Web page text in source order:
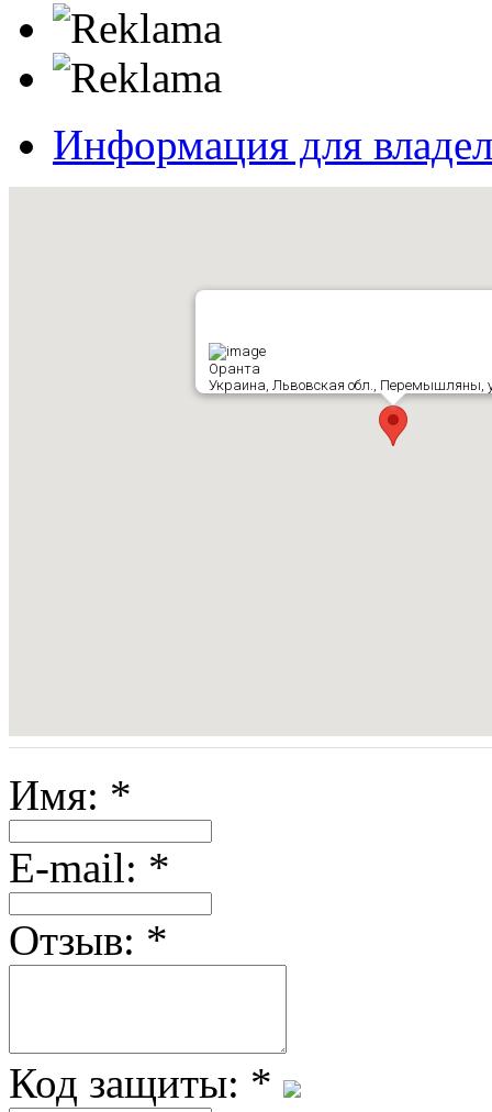
Информация для
Оранта
Украина, Львовская обл., Перемышляны,
Имя: *
E-mail: *
Отзыв: *
Код защиты: *